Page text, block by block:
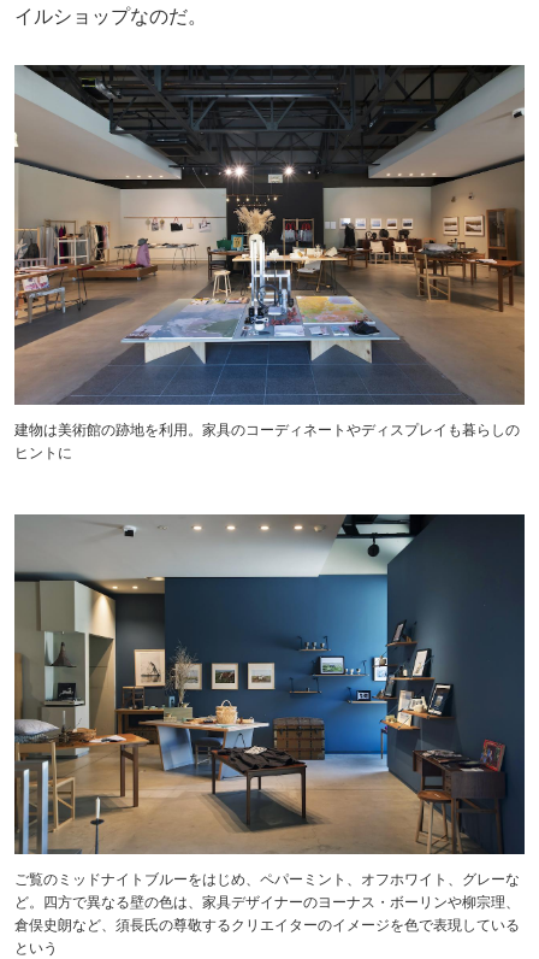
イルショップなのだ。
建物は美術館の跡地を利用。家具のコーディネートやディスプレイも暮らしの
ヒントに
ご覧のミッドナイトブルーをはじめ、ペパーミント、オフホワイト、グレーな
ど。四方で異なる壁の色は、家具デザイナーのヨーナス・ボーリンや柳宗理、
倉俣史朗など、須長氏の尊敬するクリエイターのイメージを色で表現している
という